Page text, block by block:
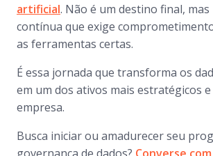
artificial. Não é um destino final,
contínua que exige
as ferramentas certas.
É essa jornada que transforma os
em um dos ativos mais estratégicos
empresa.
Busca iniciar ou amadurecer seu